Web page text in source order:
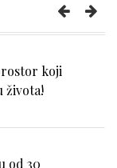
koji
života!
od 30